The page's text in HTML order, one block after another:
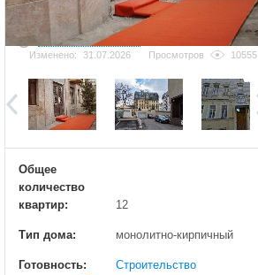
Добавить фотографию
Изменено:
31.07.2026 Просмотров 10555
Общее
количество
квартир:
12
Тип дома: монолитно-кирпичный
Готовность:
Строительство